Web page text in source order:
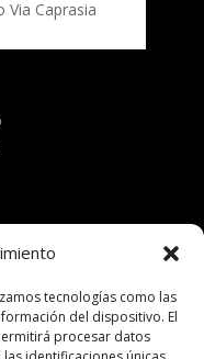
tecnologías como las
del dispositivo. El
procesar datos
43
(Valencia)